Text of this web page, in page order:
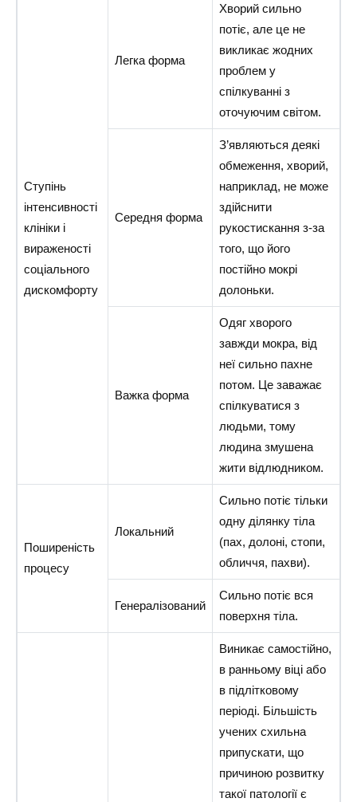
Ступінь
інтенсивності
клініки і
вираженості
соціального
дискомфорту
Легка форма
Хворий сильно
потіє, але це не
викликає жодних
проблем у
спілкуванні з
оточуючим світом.
Середня форма
З’являються деякі
обмеження, хворий,
наприклад, не може
здійснити
рукостискання з-за
того, що його
постійно мокрі
долоньки.
Важка форма
Одяг хворого
завжди мокра, від
неї сильно пахне
потом. Це заважає
спілкуватися з
людьми, тому
людина змушена
жити відлюдником.
Поширеність
процесу
Локальний
Сильно потіє тільки
одну ділянку тіла
(пах, долоні, стопи,
обличчя, пахви).
Генералізований
Сильно потіє вся
поверхня тіла.
Виникає самостійно,
в ранньому віці або
в підлітковому
періоді. Більшість
учених схильна
припускати, що
причиною розвитку
такої патології є